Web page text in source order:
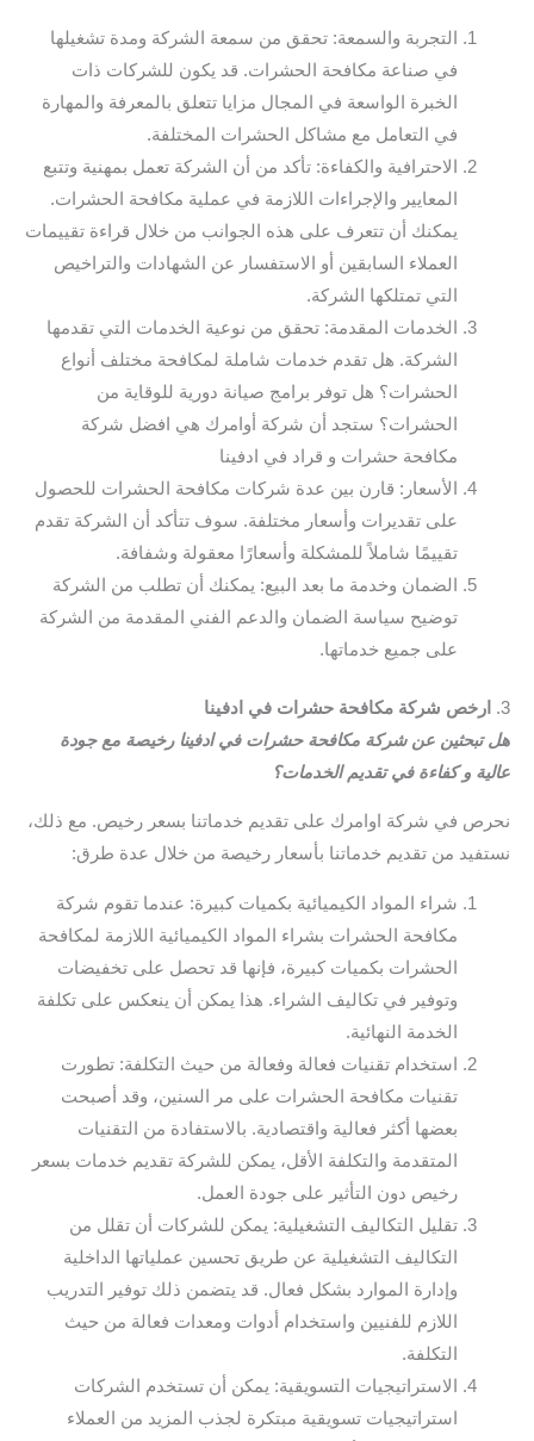
التجربة والسمعة: تحقق من سمعة الشركة ومدة تشغيلها
في صناعة مكافحة الحشرات. قد يكون للشركات ذات
الخبرة الواسعة في المجال مزايا تتعلق بالمعرفة والمهارة
في التعامل مع مشاكل الحشرات المختلفة.
الاحترافية والكفاءة: تأكد من أن الشركة تعمل بمهنية وتتبع
المعايير والإجراءات اللازمة في عملية مكافحة الحشرات.
يمكنك أن تتعرف على هذه الجوانب من خلال قراءة تقييمات
العملاء السابقين أو الاستفسار عن الشهادات والتراخيص
التي تمتلكها الشركة.
الخدمات المقدمة: تحقق من نوعية الخدمات التي تقدمها
الشركة. هل تقدم خدمات شاملة لمكافحة مختلف أنواع
الحشرات؟ هل توفر برامج صيانة دورية للوقاية من
الحشرات؟ ستجد أن شركة أوامرك هي افضل شركة
مكافحة حشرات و قراد في ادفينا
الأسعار: قارن بين عدة شركات مكافحة الحشرات للحصول
على تقديرات وأسعار مختلفة. سوف تتأكد أن الشركة تقدم
تقييمًا شاملاً للمشكلة وأسعارًا معقولة وشفافة.
الضمان وخدمة ما بعد البيع: يمكنك أن تطلب من الشركة
توضيح سياسة الضمان والدعم الفني المقدمة من الشركة
على جميع خدماتها.
3.
ارخص شركة مكافحة حشرات في ادفينا
هل تبحثين عن شركة مكافحة حشرات في ادفينا رخيصة مع جودة
عالية و كفاءة في تقديم الخدمات؟
نحرص في شركة اوامرك على تقديم خدماتنا بسعر رخيص. مع ذلك،
نستفيد من تقديم خدماتنا بأسعار رخيصة من خلال عدة طرق:
شراء المواد الكيميائية بكميات كبيرة: عندما تقوم شركة
مكافحة الحشرات بشراء المواد الكيميائية اللازمة لمكافحة
الحشرات بكميات كبيرة، فإنها قد تحصل على تخفيضات
وتوفير في تكاليف الشراء. هذا يمكن أن ينعكس على تكلفة
الخدمة النهائية.
استخدام تقنيات فعالة وفعالة من حيث التكلفة: تطورت
تقنيات مكافحة الحشرات على مر السنين، وقد أصبحت
بعضها أكثر فعالية واقتصادية. بالاستفادة من التقنيات
المتقدمة والتكلفة الأقل، يمكن للشركة تقديم خدمات بسعر
رخيص دون التأثير على جودة العمل.
تقليل التكاليف التشغيلية: يمكن للشركات أن تقلل من
التكاليف التشغيلية عن طريق تحسين عملياتها الداخلية
وإدارة الموارد بشكل فعال. قد يتضمن ذلك توفير التدريب
اللازم للفنيين واستخدام أدوات ومعدات فعالة من حيث
التكلفة.
الاستراتيجيات التسويقية: يمكن أن تستخدم الشركات
استراتيجيات تسويقية مبتكرة لجذب المزيد من العملاء